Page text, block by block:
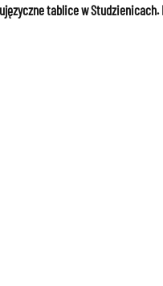
tablice w